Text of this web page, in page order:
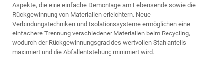
Aspekte, die eine einfache Demontage am Lebensende sowie die
Rückgewinnung von Materialien erleichtern. Neue
Verbindungstechniken und Isolationssysteme ermöglichen eine
einfachere Trennung verschiedener Materialien beim Recycling,
wodurch der Rückgewinnungsgrad des wertvollen Stahlanteils
maximiert und die Abfallentstehung minimiert wird.